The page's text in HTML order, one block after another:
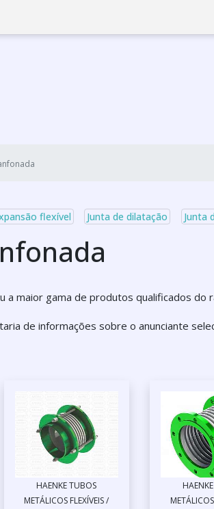
flexível Junta de dilatação Junta
a maior gama de produtos qualificados do
de informações sobre o anunciante
HAENKE TUBOS
METÁLICOS FLEXÍVEIS /